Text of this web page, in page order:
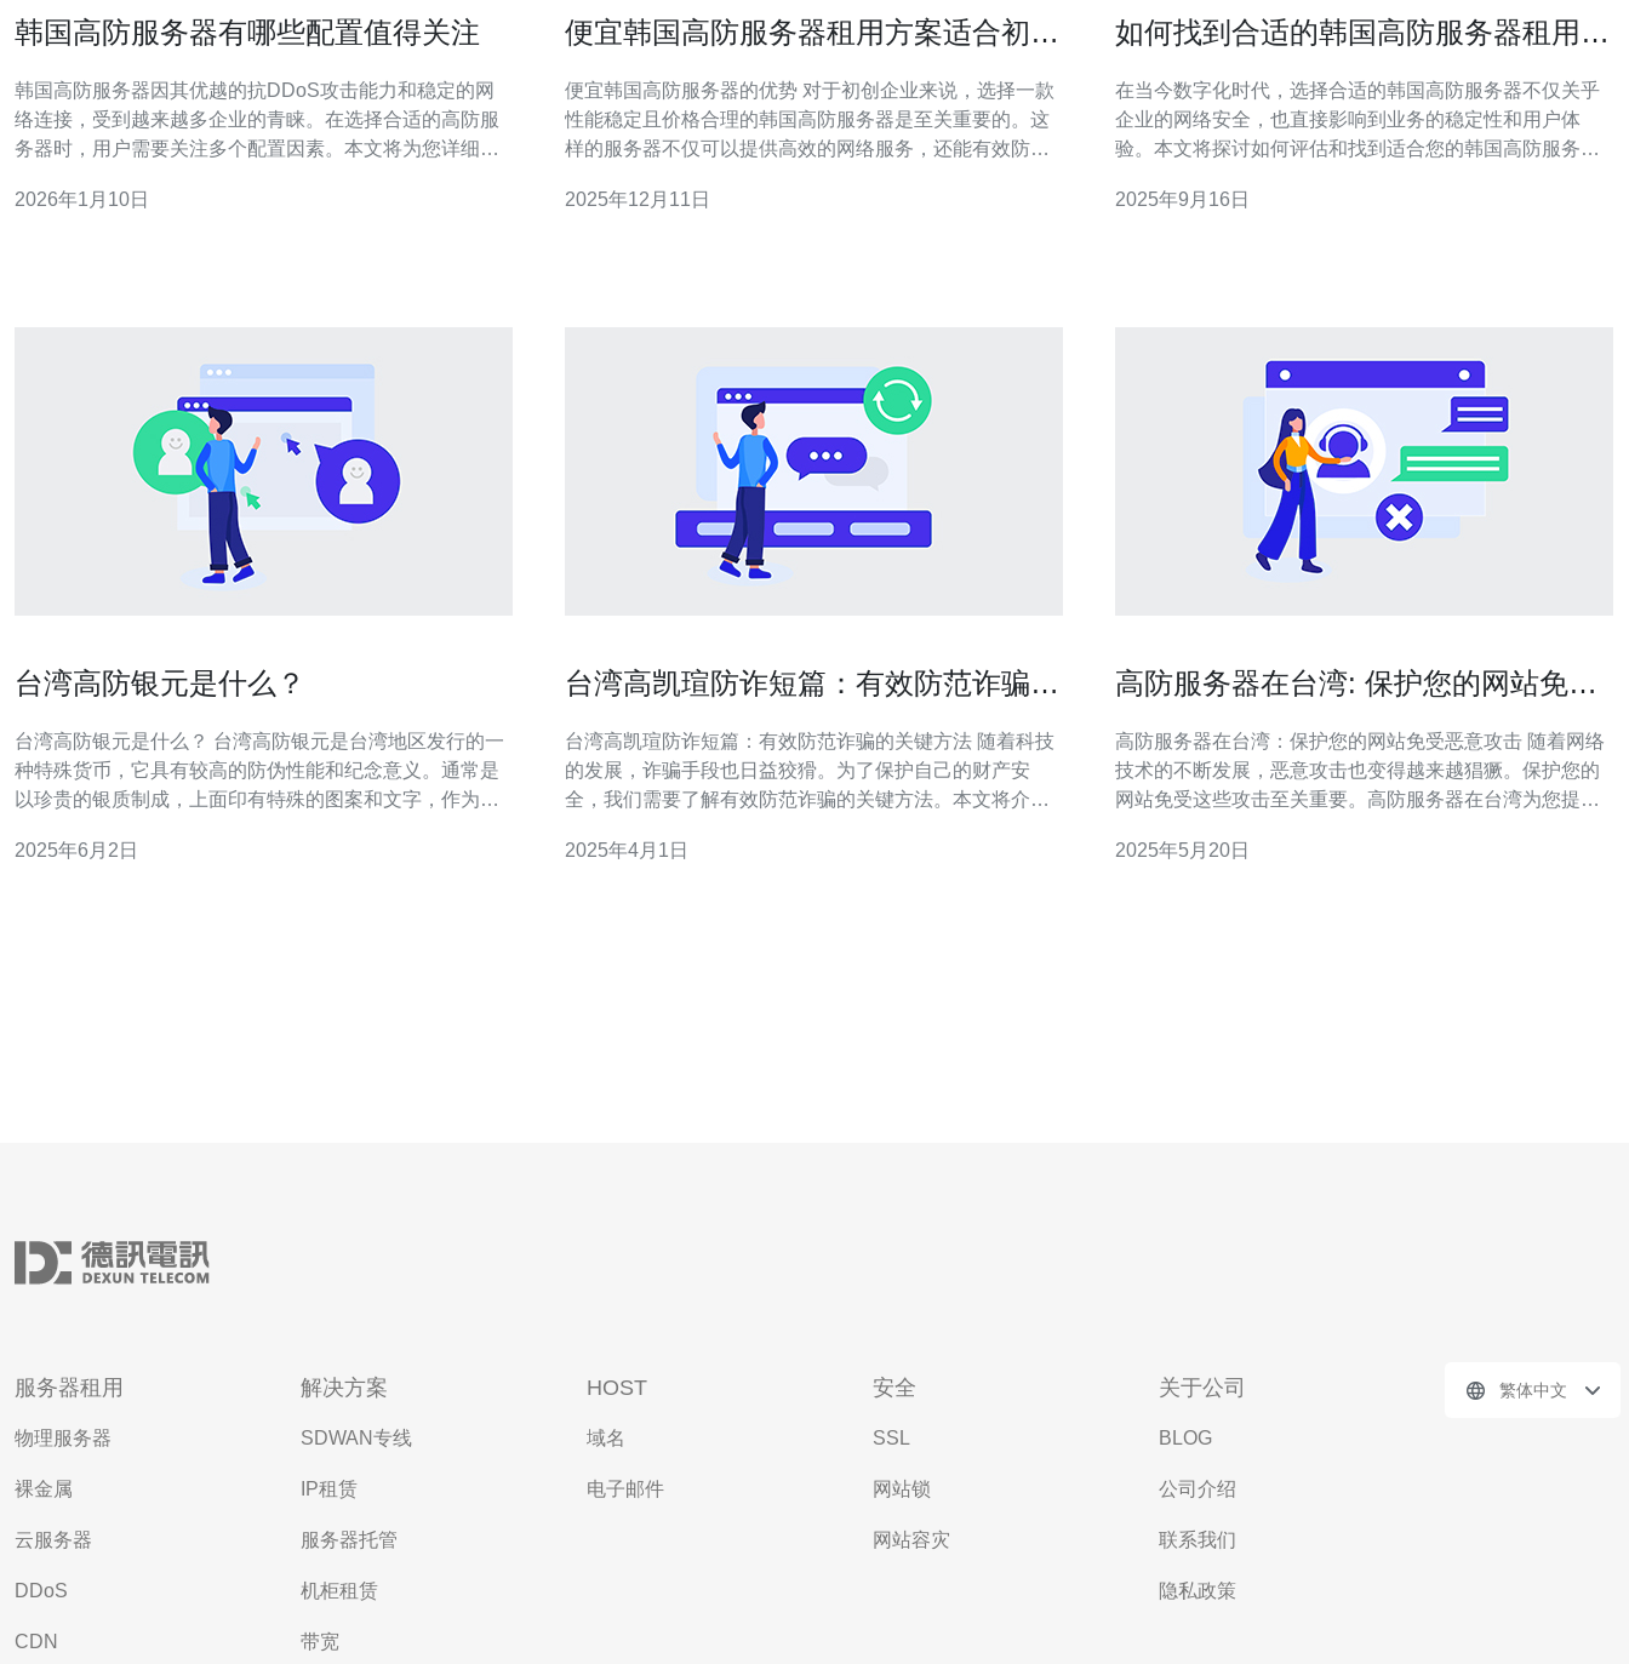
韩国高防服务器有哪些配置值得关注
韩国高防服务器因其优越的抗DDoS攻击能力和稳定的网
络连接，受到越来越多企业的青睐。在选择合适的高防服
务器时，用户需要关注多个配置因素。本文将为您详细介
防服务器配置的一些重要方面，帮助您在选择时做出明智
2026年1月10日
便宜韩国高防服务器租用方案适合初创
便宜韩国高防服务器的优势 对于初创企业来说，选择一款
性能稳定且价格合理的韩国高防服务器是至关重要的。这
样的服务器不仅可以提供高效的网络服务，还能有效防御
德讯电讯凭借其优质的服务器租用方案，成为了初创企业
2025年12月11日
如何找到合适的韩国高防服务器租用价
在当今数字化时代，选择合适的韩国高防服务器不仅关乎
企业的网络安全，也直接影响到业务的稳定性和用户体
验。本文将探讨如何评估和找到适合您的韩国高防服务器
本。 为什么选择韩国的高防服务器？ 选择韩国的高防服务
2025年9月16日
台湾高防银元是什么？
台湾高防银元是什么？ 台湾高防银元是台湾地区发行的一
种特殊货币，它具有较高的防伪性能和纪念意义。通常是
以珍贵的银质制成，上面印有特殊的图案和文字，作为收
的防伪技术，使得假冒品难以制作，确保了货币的真实性
2025年6月2日
台湾高凯瑄防诈短篇：有效防范诈骗的
台湾高凯瑄防诈短篇：有效防范诈骗的关键方法 随着科技
的发展，诈骗手段也日益狡猾。为了保护自己的财产安
全，我们需要了解有效防范诈骗的关键方法。本文将介绍
面对陌生电话、短信和社交媒体信息时，我们应保持警
2025年4月1日
高防服务器在台湾: 保护您的网站免受
高防服务器在台湾：保护您的网站免受恶意攻击 随着网络
技术的不断发展，恶意攻击也变得越来越猖獗。保护您的
网站免受这些攻击至关重要。高防服务器在台湾为您提供
胁。 高防服务器是一种具有强大防护能力的服务器，能够
2025年5月20日
服务器租用
物理服务器
裸金属
云服务器
DDoS
CDN
解决方案
SDWAN专线
IP租赁
服务器托管
机柜租赁
带宽
HOST
域名
电子邮件
安全
SSL
网站锁
网站容灾
关于公司
BLOG
公司介绍
联系我们
隐私政策
繁体中文